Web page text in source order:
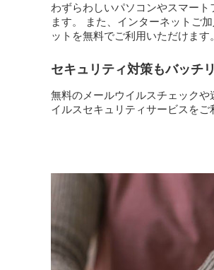
わずらわしいパソコンやスマー
ます。 また、インターネットご
ットを無料でご利用いただけます。
セキュリティ対策もバッチリ
無料のメールウイルスチェック
イルスセキュリティサービスをご